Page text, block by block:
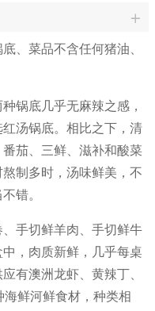
、菜品不含任何猪油、
锅底几乎无麻辣之感，
汤锅底。相比之下，清
茄、三鲜、滋补和酸菜
制多时，汤味鲜美，不
错。
手切鲜羊肉、手切鲜牛
，肉质新鲜，几乎每桌
有澳洲龙虾、黄辣丁、
鲜河鲜食材，种类相